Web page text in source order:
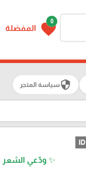
0
favorite المفضلة
securityسياسة المتجر